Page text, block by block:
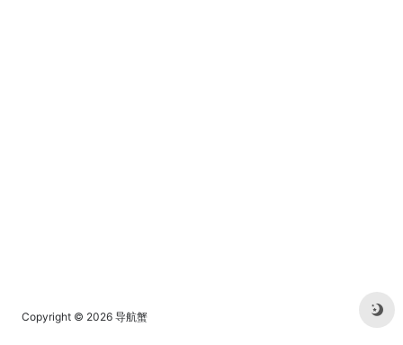
Copyright © 2026 导航蟹